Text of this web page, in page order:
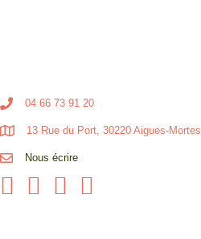
04 66 73 91 20
13 Rue du Port, 30220 Aigues-Mortes
Nous écrire